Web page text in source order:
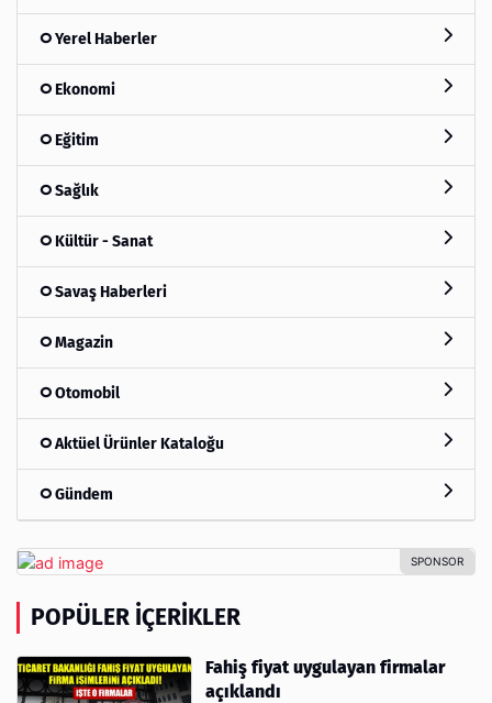
Yerel Haberler
Ekonomi
Eğitim
Sağlık
Kültür - Sanat
Savaş Haberleri
Magazin
Otomobil
Aktüel Ürünler Kataloğu
Gündem
POPÜLER İÇERIKLER
Fahiş fiyat uygulayan firmalar
açıklandı